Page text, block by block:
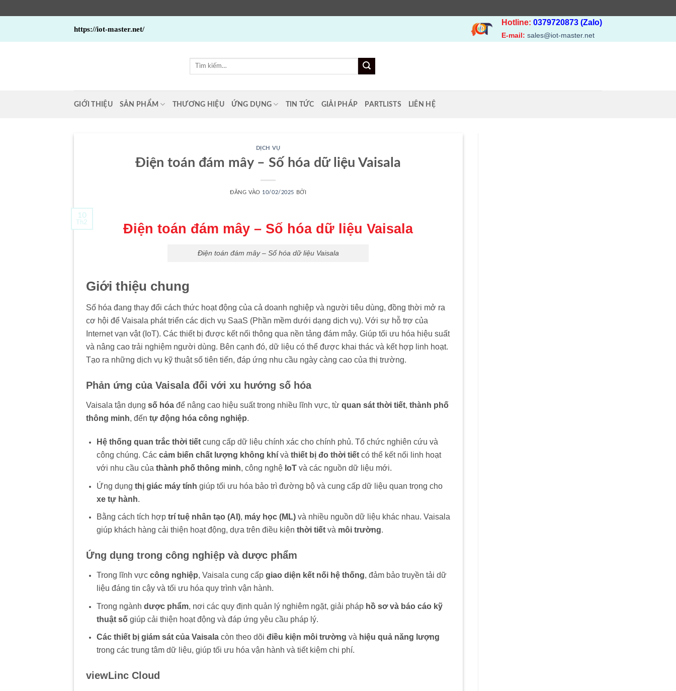
https://iot-master.net/
Hotline: 0379720873 (Zalo)
E-mail: sales@iot-master.net
Tìm
GIỚI THIỆU SẢN PHẨM THƯƠNG HIỆU ỨNG DỤNG TIN TỨC GIẢI PHÁP PARTLISTS LIÊN HỆ
DỊCH VỤ
Điện toán đám mây – Số hóa dữ liệu Vaisala
ĐĂNG VÀO 10/02/2025 BỞI
10
Th2 Điện toán đám mây – Số hóa dữ liệu Vaisala
Điện toán đám mây – Số hóa dữ liệu Vaisala
Giới thiệu chung
Số hóa đang thay đổi cách thức hoạt động của cả doanh nghiệp và người tiêu dùng, đồng thời mở ra
cơ hội để Vaisala phát triển các dịch vụ SaaS (Phần mềm dưới dạng dịch vụ). Với sự hỗ trợ của
Internet vạn vật (IoT). Các thiết bị được kết nối thông qua nền tảng đám mây. Giúp tối ưu hóa hiệu suất
và nâng cao trải nghiệm người dùng. Bên cạnh đó, dữ liệu có thể được khai thác và kết hợp linh hoạt.
Tạo ra những dịch vụ kỹ thuật số tiên tiến, đáp ứng nhu cầu ngày càng cao của thị trường.
Phản ứng của Vaisala đối với xu hướng số hóa
Vaisala tận dụng số hóa để nâng cao hiệu suất trong nhiều lĩnh vực, từ quan sát thời tiết, thành phố
thông minh, đến tự động hóa công nghiệp.
Hệ thống quan trắc thời tiếtcung cấp dữ liệu chính xác cho chính phủ. Tổ chức nghiên cứu và
công chúng. Các cảm biến chất lượng không khívà thiết bị đo thời tiếtcó thể kết nối linh hoạt
với nhu cầu của thành phố thông minh, công nghệ IoTvà các nguồn dữ liệu mới.
Ứng dụng thị giác máy tính giúp tối ưu hóa bảo trì đường bộ và cung cấp dữ liệu quan trọng cho
xe tự hành.
Bằng cách tích hợp trí tuệ nhân tạo (AI), máy học (ML)và nhiều nguồn dữ liệu khác nhau. Vaisala
giúp khách hàng cải thiện hoạt động, dựa trên điều kiện thời tiếtvà môi trường.
Ứng dụng trong công nghiệp và dược phẩm
Trong lĩnh vực công nghiệp, Vaisala cung cấp giao diện kết nối hệ thống, đảm bảo truyền tải dữ
liệu đáng tin cậy và tối ưu hóa quy trình vận hành.
Trong ngành dược phẩm, nơi các quy định quản lý nghiêm ngặt, giải pháp hồ sơ và báo cáo kỹ
thuật sốgiúp cải thiện hoạt động và đáp ứng yêu cầu pháp lý.
Các thiết bị giám sát của Vaisalacòn theo dõi điều kiện môi trường và hiệu quả năng lượng
trong các trung tâm dữ liệu, giúp tối ưu hóa vận hành và tiết kiệm chi phí.
viewLinc Cloud